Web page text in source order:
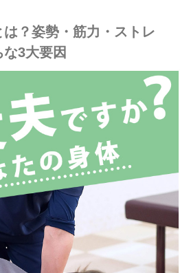
？姿勢・筋力・ストレ
3大要因